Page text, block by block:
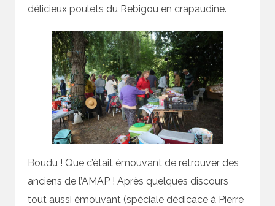
délicieux poulets du Rebigou en crapaudine.
Boudu ! Que c’était émouvant de retrouver des
anciens de l’AMAP ! Après quelques discours
tout aussi émouvant (spéciale dédicace à Pierre